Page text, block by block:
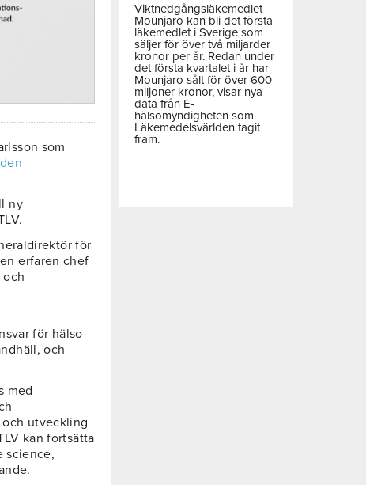
som
ny
för
erfaren chef
för hälso-
och
med
utveckling
kan fortsätta
science,
Viktnedgångsläkemedlet
Mounjaro kan bli det första
läkemedlet i Sverige som
säljer för över två miljarder
kronor per år. Redan under
det första kvartalet i år har
Mounjaro sålt för över 600
miljoner kronor, visar nya
data från E-
hälsomyndigheten som
Läkemedelsvärlden tagit
fram.